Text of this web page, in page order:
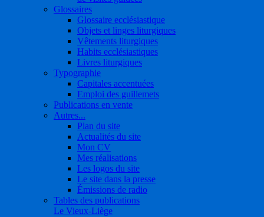
Glossaires
Glossaire ecclésiastique
Objets et linges liturgiques
Vêtements liturgiques
Habits ecclésiastiques
Livres liturgiques
Typographie
Capitales accentuées
Emploi des guillemets
Publications en vente
Autres...
Plan du site
Actualités du site
Mon CV
Mes réalisations
Les logos du site
Le site dans la presse
Émissions de radio
Tables des publications
Le Vieux-Liège